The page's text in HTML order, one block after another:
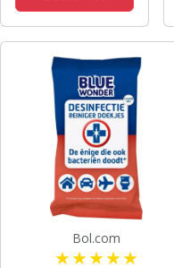
SPRAY |
ORANJEBLOESEM
Bol.com